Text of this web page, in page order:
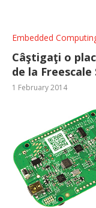
Embedded
Câştigaţi o
de la
1 February 2014